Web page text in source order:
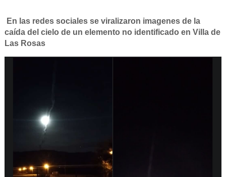
En las redes sociales se viralizaron imagenes de la
caída del cielo de un elemento no identificado en Villa de
Las Rosas